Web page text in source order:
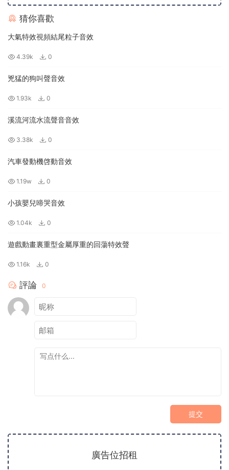
猜你喜歡
大氣特效視頻結尾粒子音效
4.39k 0
兇猛的狗叫聲音效
1.93k 0
溪流河流水流聲音音效
3.38k 0
汽車發動機啓動音效
1.19w 0
小孩嬰兒啼哭音效
1.04k 0
遊戲動畫裏重型金屬厚重的回蕩特效聲
1.16k 0
評論 0
提交
廣告位招租